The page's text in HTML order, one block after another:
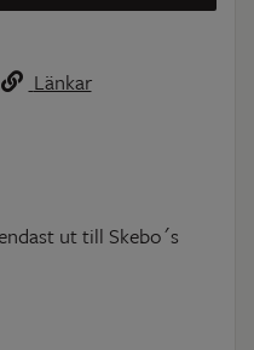
Länkar
ut till Skebo´s